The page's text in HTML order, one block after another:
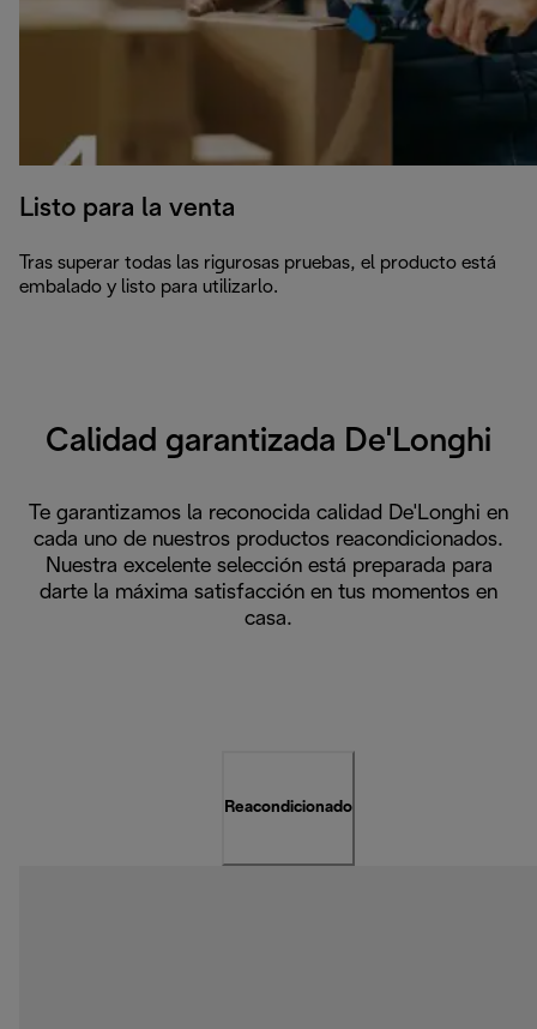
Listo para la venta
Tras superar todas las rigurosas pruebas, el producto está
embalado y listo para utilizarlo.
Calidad garantizada De'Longhi
Te garantizamos la reconocida calidad De'Longhi en
cada uno de nuestros productos reacondicionados.
Nuestra excelente selección está preparada para
darte la máxima satisfacción en tus momentos en
casa.
Reacondicionado